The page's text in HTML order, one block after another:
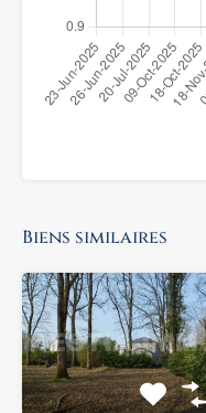
Biens similaires